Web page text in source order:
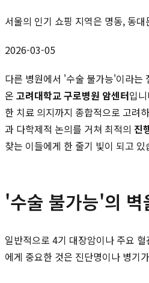
서울의 인기 쇼핑 지역은 명동, 동
2026-03-05
다른 병원에서 '수술 불가능'이라는
온 고려대학교 구로병원 암센터입
한 치료 의지까지 종합적으로 고려
과 다학제적 논의를 거쳐 최적의 진
찾는 이들에게 한 줄기 빛이 되고 있
'수술 불가능'의 벽
일반적으로 4기 대장암이나 주요
에게 중요한 것은 진단명이나 병기